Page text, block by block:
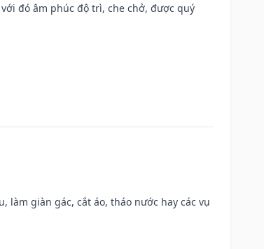
đó âm phúc độ trì, che chở, được quý
làm giàn gác, cắt áo, tháo nước hay các vụ